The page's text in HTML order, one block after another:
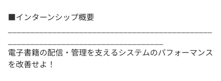
■インターンシップ概要
電子書籍の配信・管理を支えるシステムのパフォーマンス
を改善せよ！